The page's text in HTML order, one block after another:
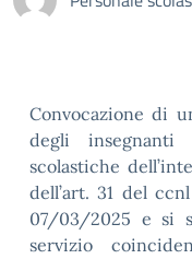
Convocazione di
degli
scolastiche
dell’art. 31 del
07/03/2025 e si
servizio